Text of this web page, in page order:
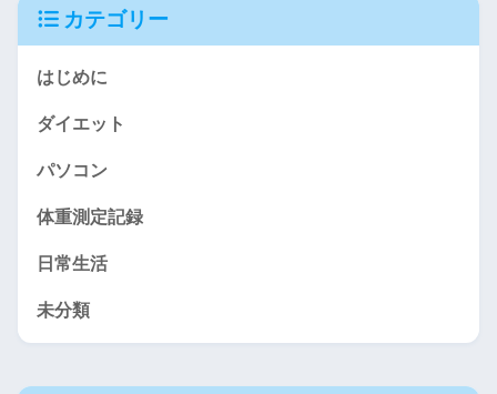
カテゴリー
はじめに
ダイエット
パソコン
体重測定記録
日常生活
未分類